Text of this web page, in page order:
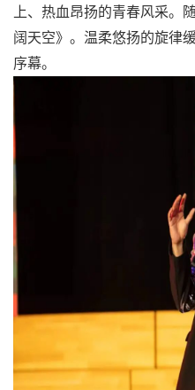
上、热血昂扬的青春风采。
阔天空》。温柔悠扬的旋律
序幕。